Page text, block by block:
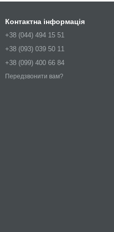
Контактна інформація
+38 (044) 494 15 51
+38 (093) 039 50 11
+38 (099) 400 66 84
Передзвонити вам?